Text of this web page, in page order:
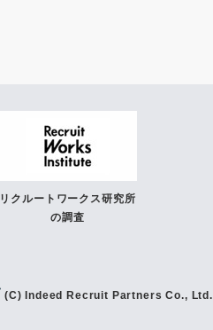
リクルートワークス研究所
の調査
(C) Indeed Recruit Partners Co., Ltd.